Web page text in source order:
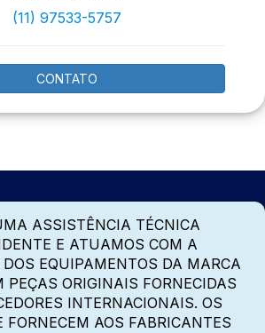
(11) 97533-5757
CONTATO
ASSISTÊNCIA TÉCNICA
E ATUAMOS COM A
EQUIPAMENTOS DA MARCA
PEÇAS ORIGINAIS FORNECIDAS
INTERNACIONAIS. OS
FORNECEM AOS FABRICANTES